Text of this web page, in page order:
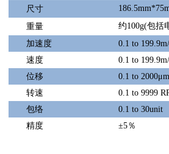
尺寸
重量
约100g(包括
加速度
0.1 to
速度
0.1 to
位移
0.1 to
转速
0.1 to 9999
包络
0.1 to 30unit
精度
±5％